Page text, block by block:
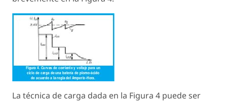
La técnica de carga dada en la Figura 4 puede ser